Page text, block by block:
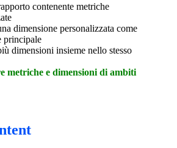
contenente metriche
dimensione personalizzata come
principale
dimensioni insieme nello stesso
metriche e dimensioni di ambiti